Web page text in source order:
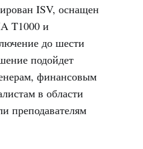
ISV, оснащен
T1000 и
до шести
подойдет
финансовым
в области
преподавателям